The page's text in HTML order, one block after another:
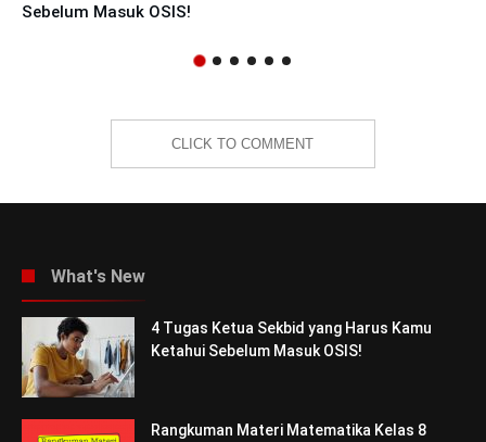
Sebelum Masuk OSIS!
CLICK TO COMMENT
What's New
4 Tugas Ketua Sekbid yang Harus Kamu
Ketahui Sebelum Masuk OSIS!
Rangkuman Materi Matematika Kelas 8